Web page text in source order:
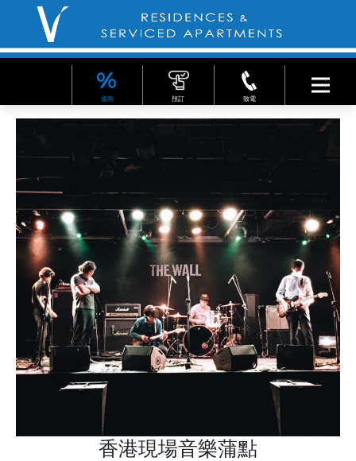
香港現場音樂蒲點
優惠 預訂 致電